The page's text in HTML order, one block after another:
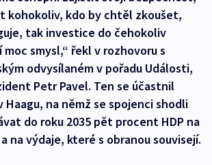
kohokoliv, kdo by chtěl zkoušet,
tak investice do čehokoliv
smysl,“ řekl v rozhovoru s
odvysílaném v pořadu Události,
Petr Pavel. Ten se účastnil
Haagu, na němž se spojenci shodli
do roku 2035 pět procent HDP na
na výdaje, které s obranou souvisejí.